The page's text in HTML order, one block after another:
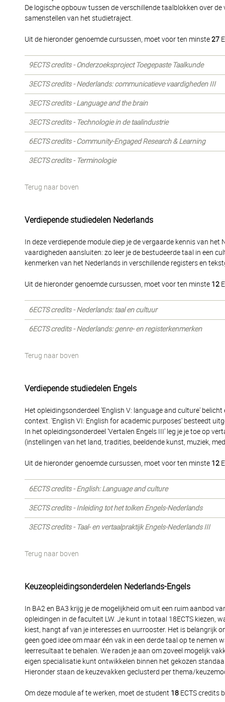
De logische opbouw tussen de verschillende taalblokken over
samenstellen van het studietraject.
Uit de hieronder genoemde cursussen, moet voor ten minste27
9ECTS credits - Onderzoeksproject Toegepaste Taalkunde
3ECTS credits - Nederlands: communicatieve vaardigheden III
3ECTS credits - Language and the brain
3ECTS credits - Technologie in de taalindustrie
6ECTS credits - Community-Engaged Research & Learning
3ECTS credits - Terminologie
Terug naar boven
Verdiepende studiedelen Nederlands
In deze verdiepende module diep je de vergaarde kennis van
vaardigheden aansluiten: zo leer je de bestudeerde taal in een
kenmerken van het Nederlands in verschillende registers en
Uit de hieronder genoemde cursussen, moet voor ten minste 12
6ECTS credits - Nederlands: taal en cultuur
6ECTS credits - Nederlands: genre- en registerkenmerken
Terug naar boven
Verdiepende studiedelen Engels
Het opleidingsonderdeel 'English V: language and culture'
context. 'English VI: English for academic purposes' besteedt
In het opleidingsonderdeel 'Vertalen Engels III' leg je je toe op
(instellingen van het land, tradities, beeldende kunst, muziek,
Uit de hieronder genoemde cursussen, moet voor ten minste 12
6ECTS credits - English: Language and culture
3ECTS credits - Inleiding tot het tolken Engels-Nederlands
3ECTS credits - Taal- en vertaalpraktijk Engels-Nederlands III
Terug naar boven
Keuzeopleidingsonderdelen Nederlands-Engels
In BA2 en BA3 krijg je de mogelijkheid om uit een ruim aanbod
opleidingen in de faculteit LW. Je kunt in totaal 18ECTS kiezen,
kiest, hangt af van je interesses en uurrooster. Het is belangrijk
geen goed idee om maar één vak in een derde taal op te
leerresultaat te behalen. We raden je aan om zoveel mogelijk
eigen specialisatie kunt ontwikkelen binnen het gekozen
Hieronder staan de keuzevakken geclusterd per thema/
Om deze module af te werken, moet de student 18 ECTS credits